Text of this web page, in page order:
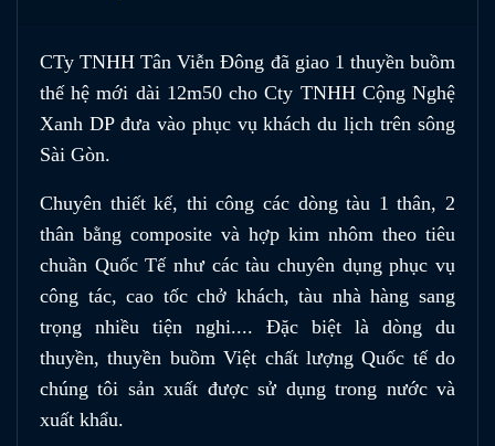
CTy TNHH Tân Viễn Đông đã giao 1 thuyền buồm
thế hệ mới dài 12m50 cho Cty TNHH Cộng Nghệ
Xanh DP đưa vào phục vụ khách du lịch trên sông
Sài Gòn.
Chuyên thiết kế, thi công các dòng tàu 1 thân, 2
thân bằng composite và hợp kim nhôm theo tiêu
chuần Quốc Tế như các tàu chuyên dụng phục vụ
công tác, cao tốc chở khách, tàu nhà hàng sang
trọng nhiều tiện nghi.... Đặc biệt là dòng du
thuyền, thuyền buồm Việt chất lượng Quốc tế do
chúng tôi sản xuất được sử dụng trong nước và
xuất khẩu.